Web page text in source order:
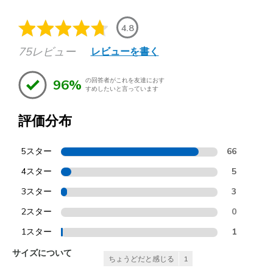
4.8
75レビュー レビューを書く
96% の回答者がこれを友達におす
すめしたいと言っています
評価分布
5スター 66
4スター 5
3スター 3
2スター 0
1スター 1
サイズについて
ちょうどだと感じる 1